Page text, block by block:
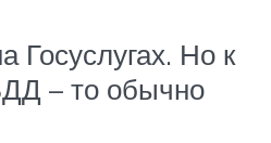
Госуслугах. Но к
– то обычно